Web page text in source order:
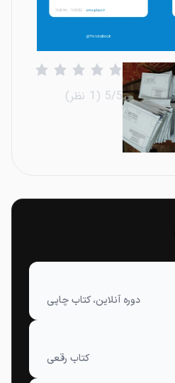
‫5/5 ‫(1 نظر)
دوره آنلاین، کتاب چاپی
کتاب رقعی